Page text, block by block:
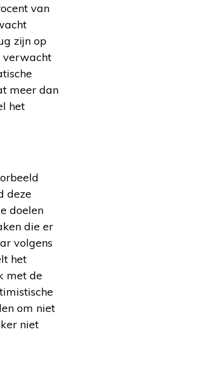
van
zijn op
verwacht
meer dan
het
deze
doelen
die er
volgens
het
met de
om niet
niet